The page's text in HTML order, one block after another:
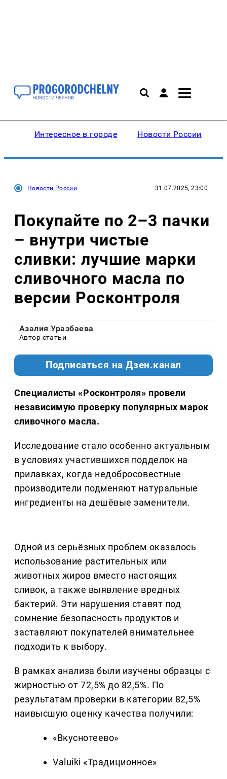
Интересное в городе Новости России
Новости России 31.07.2025, 23:00
Покупайте по 2–3 пачки
– внутри чистые
сливки: лучшие марки
сливочного масла по
версии Росконтроля
Азалия Уразбаева
Автор статьи
Подписаться на Дзен.канал
Специалисты «Росконтроля» провели
независимую проверку популярных марок
сливочного масла.
Исследование стало особенно актуальным
в условиях участившихся подделок на
прилавках, когда недобросовестные
производители подменяют натуральные
ингредиенты на дешёвые заменители.
Одной из серьёзных проблем оказалось
использование растительных или
животных жиров вместо настоящих
сливок, а также выявление вредных
бактерий. Эти нарушения ставят под
сомнение безопасность продуктов и
заставляют покупателей внимательнее
подходить к выбору.
В рамках анализа были изучены образцы с
жирностью от 72,5% до 82,5%. По
результатам проверки в категории 82,5%
наивысшую оценку качества получили:
«Вкуснотеево»
Valuiki «Традиционное»